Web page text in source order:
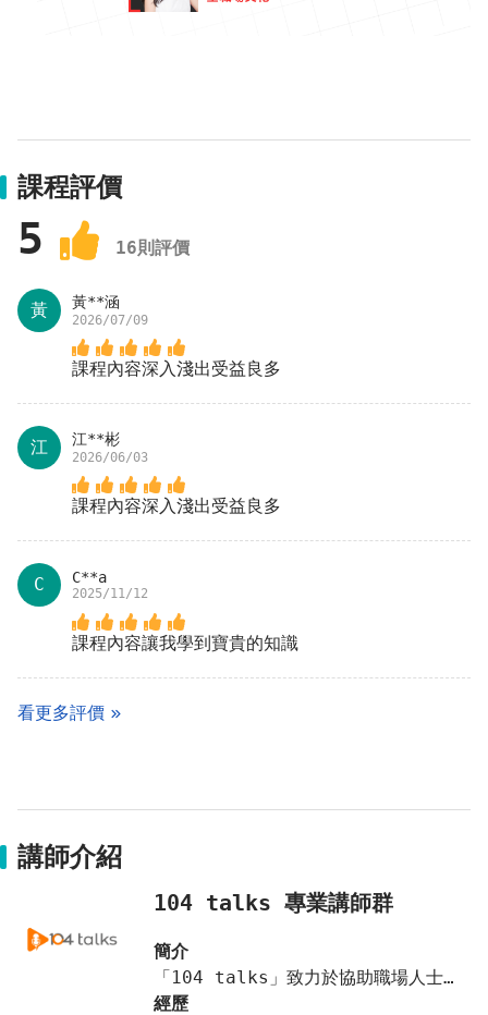
課程評價
5 16則評價
黃 黃**涵
2026/07/09
課程內容深入淺出受益良多
江 江**彬
2026/06/03
課程內容深入淺出受益良多
C C**a
2025/11/12
課程內容讓我學到寶貴的知識
看更多評價
講師介紹
104 talks 專業講師群
簡介
「104 talks」致力於協助職場人士的知識學習與能力提升。為每位忙碌的職場人士，創立一個能夠高效學習的節目平台，每月固定1.5h的時間，啟發學員對自身能力的缺口做深度的學習
經歷